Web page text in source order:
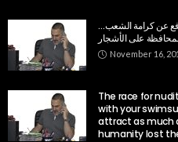
عن كرامة الشعب…
على الأشجار
November 16,
The race for
with your
attract as much
humanity lost